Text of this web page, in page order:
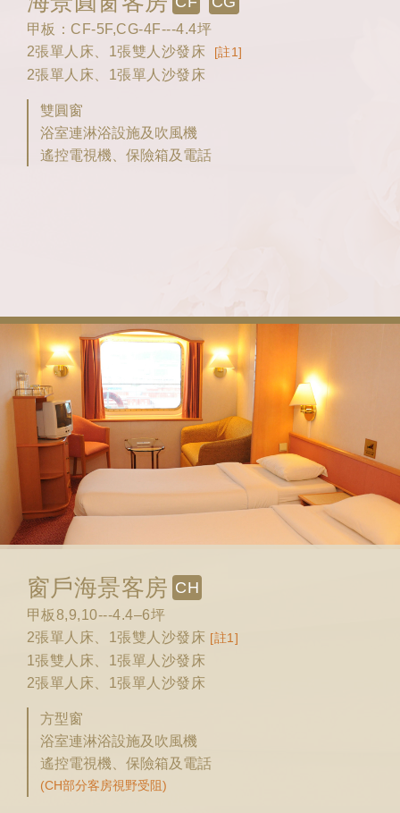
甲板：CF-5F,CG-4F---4.4坪
2張單人床、1張雙人沙發床
[註1]
2張單人床、1張單人沙發床
雙圓窗
浴室連淋浴設施及吹風機
遙控電視機、保險箱及電話
窗戶海景客房 CH
甲板8,9,10---4.4–6坪
2張單人床、1張雙人沙發床 [註1]
1張雙人床、1張單人沙發床
2張單人床、1張單人沙發床
方型窗
浴室連淋浴設施及吹風機
遙控電視機、保險箱及電話
(CH部分客房視野受阻)